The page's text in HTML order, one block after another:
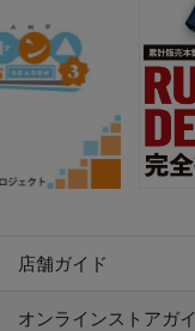
店舗ガイド
オンラインストアガ